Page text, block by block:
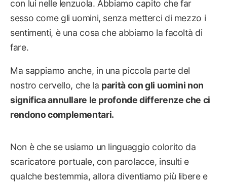
con lui nelle lenzuola. Abbiamo capito che far
sesso come gli uomini, senza metterci di mezzo i
sentimenti, è una cosa che abbiamo la facoltà di
fare.
Ma sappiamo anche, in una piccola parte del
nostro cervello, che la parità con gli uomini non
significa annullare le profonde differenze che ci
rendono complementari.
Non è che se usiamo un linguaggio colorito da
scaricatore portuale, con parolacce, insulti e
qualche bestemmia, allora diventiamo più libere e